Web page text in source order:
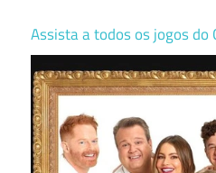
Assista a todos os jogos do